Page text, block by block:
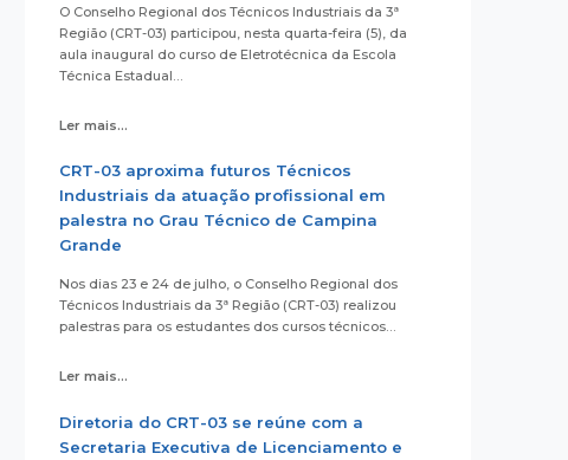
O Conselho Regional dos Técnicos Industriais da 3ª
Região (CRT-03) participou, nesta quarta-feira (5), da
aula inaugural do curso de Eletrotécnica da Escola
Técnica Estadual…
Ler mais...
CRT-03 aproxima futuros Técnicos
Industriais da atuação profissional em
palestra no Grau Técnico de Campina
Grande
Nos dias 23 e 24 de julho, o Conselho Regional dos
Técnicos Industriais da 3ª Região (CRT-03) realizou
palestras para os estudantes dos cursos técnicos…
Ler mais...
Diretoria do CRT-03 se reúne com a
Secretaria Executiva de Licenciamento e